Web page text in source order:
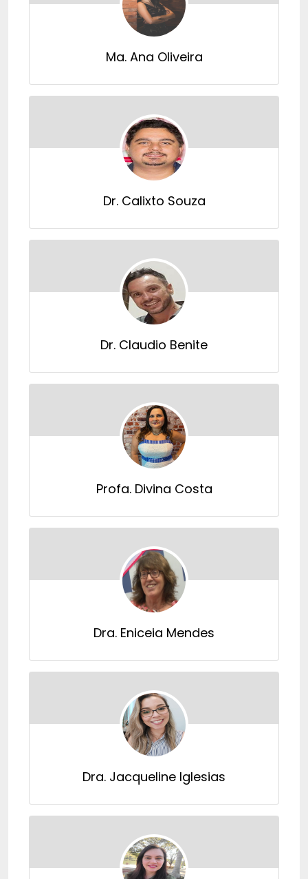
Ma. Ana Oliveira
Dr. Calixto Souza
Dr. Claudio Benite
Profa. Divina Costa
Dra. Eniceia Mendes
Dra. Jacqueline Iglesias